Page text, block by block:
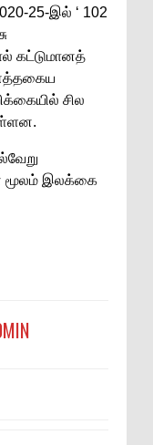
25-இல் ‘ 102
கட்டுமானத்
சில
மூலம் இலக்கை